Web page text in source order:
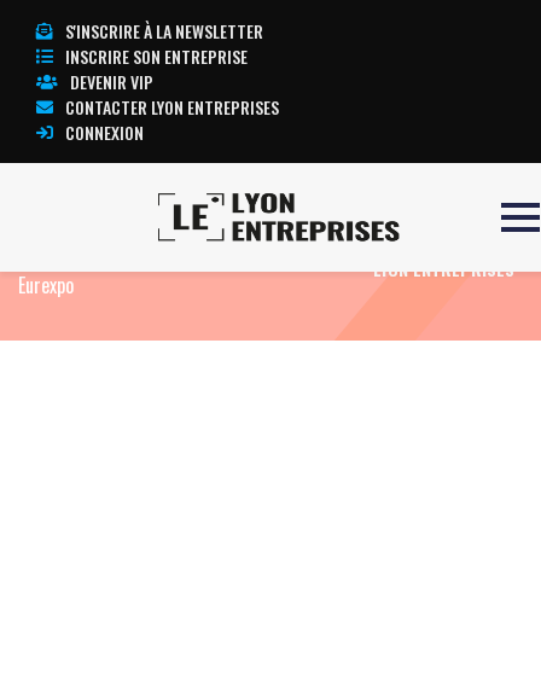
S'INSCRIRE À LA NEWSLETTER
INSCRIRE SON ENTREPRISE
DEVENIR VIP
CONTACTER LYON ENTREPRISES
CONNEXION
Agenda
Nouveau
Eurexpo
TOUTE L’ACTUALITÉ
LYON ENTREPRISES